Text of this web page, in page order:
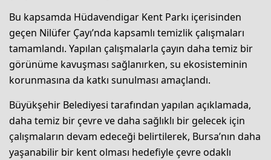
Bu kapsamda Hüdavendigar Kent Parkı içerisinden
geçen Nilüfer Çayı’nda kapsamlı temizlik çalışmaları
tamamlandı. Yapılan çalışmalarla çayın daha temiz bir
görünüme kavuşması sağlanırken, su ekosisteminin
korunmasına da katkı sunulması amaçlandı.
Büyükşehir Belediyesi tarafından yapılan açıklamada,
daha temiz bir çevre ve daha sağlıklı bir gelecek için
çalışmaların devam edeceği belirtilerek, Bursa’nın daha
yaşanabilir bir kent olması hedefiyle çevre odaklı